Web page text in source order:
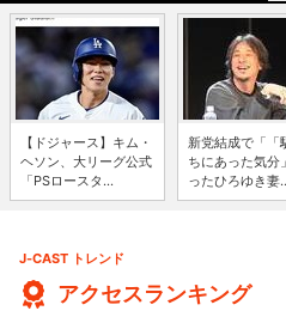
【ドジャース】キム・
ヘソン、大リーグ公式
「PSロースタ...
新党結成で「「
ちにあった気分
ったひろゆき妻
J-CAST トレンド
アクセスランキング